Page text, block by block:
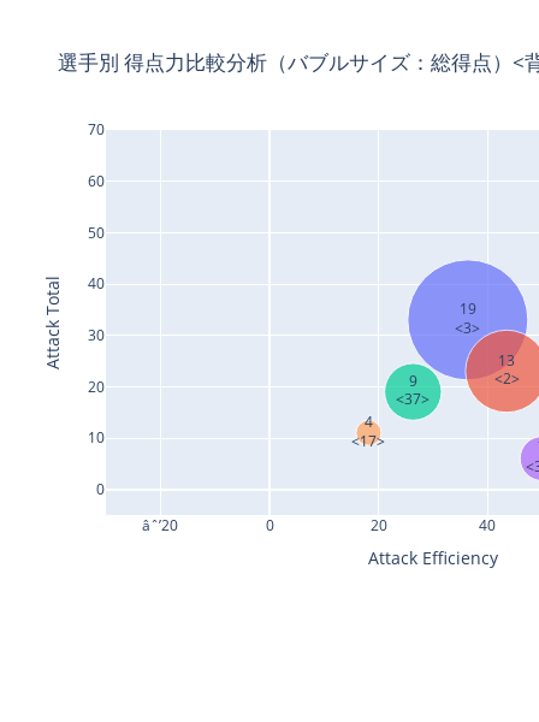
19
<3>
13
<2>
9
<37>
4
<17>
âˆ’20 0 20 40
0
10
20
30
40
50
60
70
選手別 得点力比較分析（バブルサイズ：総得点） <
Attack Efficiency
Attack Total